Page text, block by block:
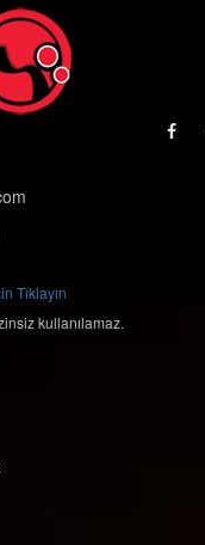
Tıklayın
kullanılamaz.